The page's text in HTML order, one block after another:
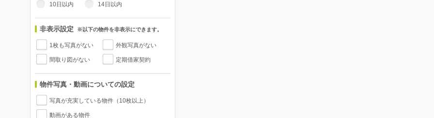
10日以内 14日以内
非表示設定 ※以下の物件を非表示にできます。
1枚も写真がない 外観写真がない
間取り図がない 定期借家契約
物件写真・動画についての設定
写真が充実している物件（10枚以上）
動画がある物件